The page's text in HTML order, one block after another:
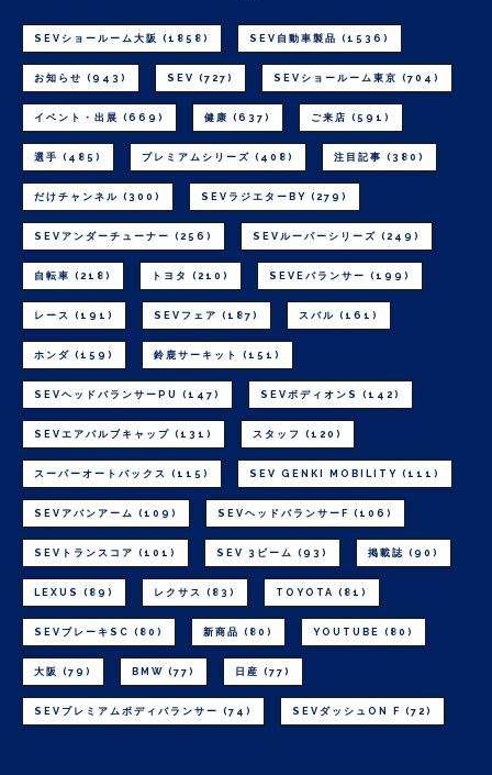
SEVショールーム大阪 (1858) SEV自動車製品 (1536)
お知らせ (943) SEV (727) SEVショールーム東京 (704)
イベント・出展 (669) 健康 (637) ご来店 (591)
選手 (485) プレミアムシリーズ (408) 注目記事 (380)
だけチャンネル (300) SEVラジエターBY (279)
SEVアンダーチューナー (256) SEVルーパーシリーズ (249)
自転車 (218) トヨタ (210) SEVEバランサー (199)
レース (191) SEVフェア (187) スバル (161)
ホンダ (159) 鈴鹿サーキット (151)
SEVヘッドバランサーPU (147) SEVボディオンS (142)
SEVエアバルブキャップ (131) スタッフ (120)
スーパーオートバックス (115) SEV GENKI MOBILITY (111)
SEVアバンアーム (109) SEVヘッドバランサーF (106)
SEVトランスコア (101) SEV 3ビーム (93) 掲載誌 (90)
LEXUS (89) レクサス (83) TOYOTA (81)
SEVブレーキSC (80) 新商品 (80) YOUTUBE (80)
大阪 (79) BMW (77) 日産 (77)
SEVプレミアムボディバランサー (74) SEVダッシュON F (72)